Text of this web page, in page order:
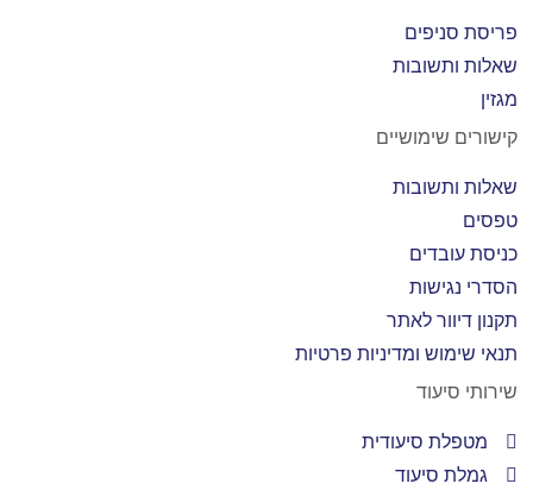
פריסת סניפים
שאלות ותשובות
מגזין
קישורים שימושיים
שאלות ותשובות
טפסים
כניסת עובדים
הסדרי נגישות
תקנון דיוור לאתר
תנאי שימוש ומדיניות פרטיות
שירותי סיעוד
מטפלת סיעודית
גמלת סיעוד